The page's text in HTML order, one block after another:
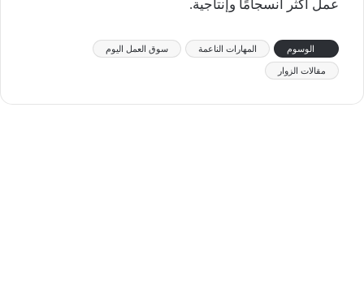
عمل أكثر انسجامًا وإنتاجية.
الوسوم المهارات الناعمة سوق العمل اليوم
مقالات الزوار